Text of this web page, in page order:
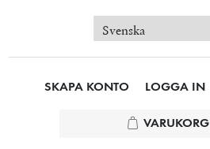
SKAPA KONTO LOGGA IN
VARUKORG